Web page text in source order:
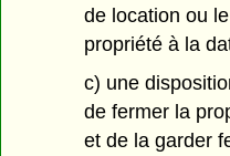
de location ou
propriété à la
c) une
de fermer la
et de la garder